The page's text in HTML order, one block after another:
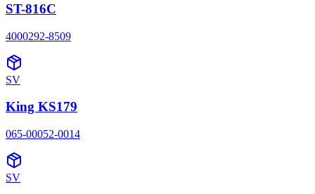
ST-816C
4000292-8509
SV
King KS179
065-00052-0014
SV